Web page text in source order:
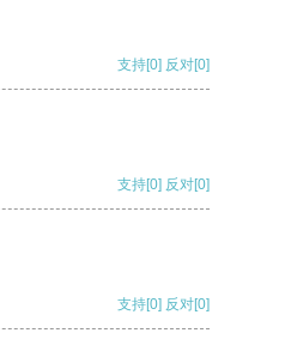
支持[0] 反对[0]
支持[0] 反对[0]
支持[0] 反对[0]